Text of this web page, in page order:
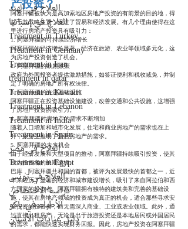
العلاج في الهند
العلاج في إسبانيا
Treatment in Turkey
Treatment in Germany
Treatment in Iran
treatment in qatar
Treatment in Kuwait
Treatment in Lebanon
Treatment in India
Treatment in Spain
العلاج في مصر
Treatment in Egypt
العلاج في تونس
دراسة الإختصاص
الأطباء في باكو
دليل عيادات الأسنان
阿塞拜疆被认为是高加索地区房地产投资的有前景的目的地，得
益于其战略位置，促进了贸易和经济发展。有几个理由使得在这
里进行房地产投资具有吸引力：
1. 阿塞拜疆的可持续经济增长
阿塞拜疆的经济增长显著，经济在旅游、农业等领域多元化，这
为房地产投资创造了机会。
2. 阿塞拜疆的鼓励政策
政府为外国投资者提供激励措施，如签证便利和税收减免，并制
定了明确的房地产所有权法律。
3. 阿塞拜疆的先进基础设施
阿塞拜疆正在投资基础设施建设，改善交通和公共设施，这增强
了房地产投资的吸引力。
4. 阿塞拜疆对房地产的需求不断增加
随着人口增加和城市化发展，住宅和商业房地产的需求也在上
升，旅游业推动了酒店房地产的需求。
5. 阿塞拜疆的未来机会
由于经济发展和大型项目的推动，阿塞拜疆持续吸引投资，使其
成为投资者的长期选择。
巴库，阿塞拜疆共和国的首都，被评为发展最快的首都之一，近
年来经历了显著的经济和城市建设增长，吸引了来自阿拉伯和西
方国家的投资者。阿塞拜疆拥有独特的建筑美和完善的基础设
施，使其在房地产领域的投资成为真正的机会，适合那些寻求安
全投资的投资者，而无需深入商业、工业或农业领域。此外，通
过直接出租房产，无论是出于旅游投资还是本地居民或外国居民
的需求，都能快速实现财务回报。因此，房地产投资在阿塞拜疆